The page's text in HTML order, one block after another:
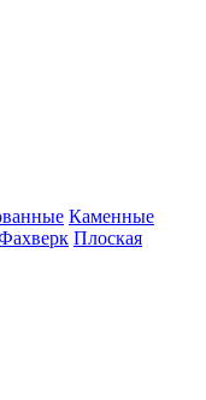
Каменные
Плоская